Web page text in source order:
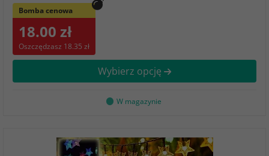
Bomba cenowa
18.00 zł
Oszczędzasz 18.35 zł
Wybierz opcję
W magazynie